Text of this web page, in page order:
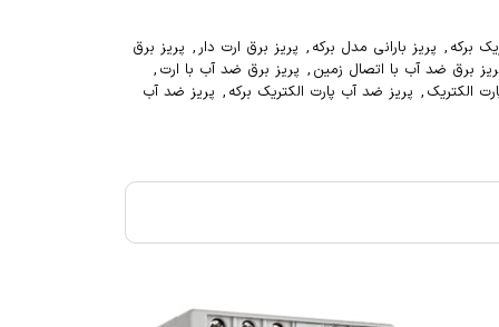
برکه , پریز بارانی مدل برکه , پریز برق ارت دار , پریز برق
برق ضد آب با اتصال زمین , پریز برق ضد آب با ارت ,
الکتریک , پریز ضد آب پارت الکتریک برکه , پریز ضد آب